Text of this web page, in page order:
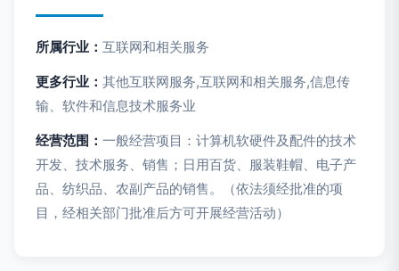
所属行业： 互联网和相关服务
更多行业： 其他互联网服务,互联网和相关服务,信息传
输、软件和信息技术服务业
经营范围： 一般经营项目：计算机软硬件及配件的技术
开发、技术服务、销售；日用百货、服装鞋帽、电子产
品、纺织品、农副产品的销售。（依法须经批准的项
目，经相关部门批准后方可开展经营活动）